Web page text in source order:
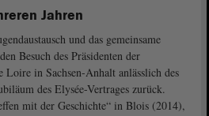
Jahren
und das gemeinsame
Besuch des Präsidenten der
Loire in Sachsen-Anhalt anlässlich des
des Elysée-Vertrages zurück.
mit der Geschichte“ in Blois (2014),